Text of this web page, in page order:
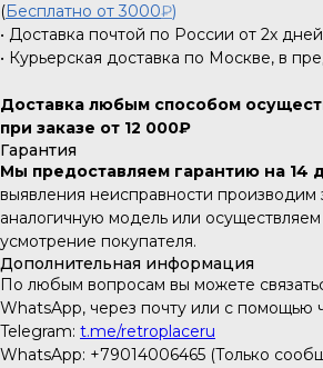
(Бесплатно от 3000₽)
• Доставка почтой по России от 2х
• Курьерская доставка по Москве, в
Доставка любым способом
при заказе от 12 000₽
Гарантия
Мы предоставляем гарантию на 14
выявления неисправности производим
аналогичную модель или осуществляем
усмотрение покупателя.
Дополнительная информация
По любым вопросам вы можете
WhatsApp, через почту или с помощью
Telegram: t.me/retroplaceru
WhatsApp: +79014006465 (Только